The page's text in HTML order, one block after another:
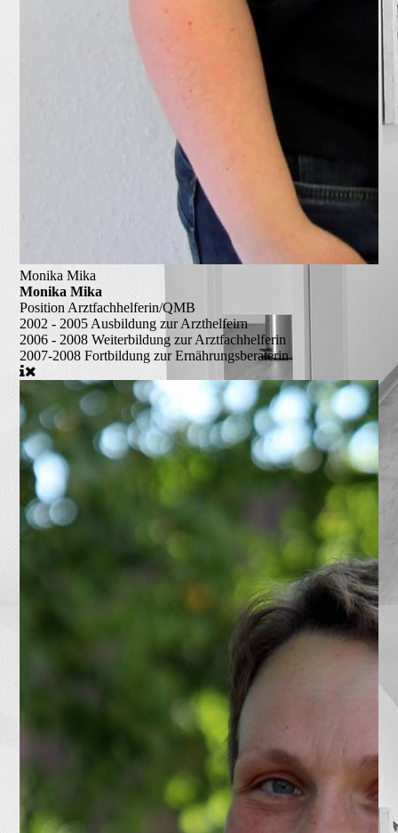
Monika Mika
Monika Mika
Position Arztfachhelferin/QMB
2002 - 2005 Ausbildung zur Arzthelfeirn
2006 - 2008Weiterbildung zur Arztfachhelferin
2007-2008Fortbildung zur Ernährungsberaterin